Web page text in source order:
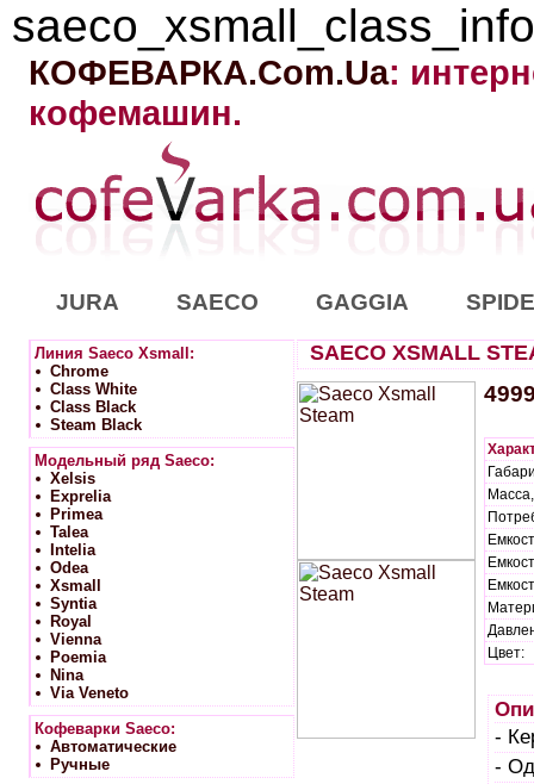
КОФЕВАРКА.Com.Ua:
кофемашин.
JURA SAECO GAGGIA
Линия Saeco Xsmall:
Chrome
Class White
Class Black
Steam Black
Модельный ряд Saeco:
Xelsis
Exprelia
Primea
Talea
Intelia
Odea
Xsmall
Syntia
Royal
Vienna
Poemia
Nina
Via Veneto
Кофеварки Saeco:
Автоматические
Ручные
SAECO XSMALL
Масса,
Цвет:
-
-